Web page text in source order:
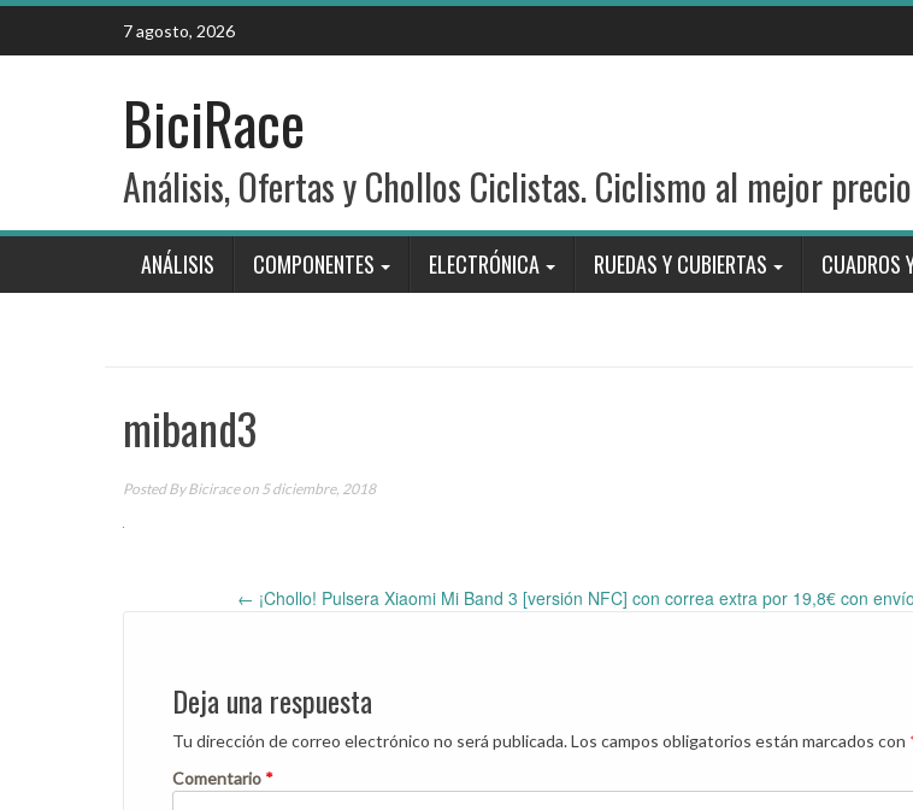
Skip
content
7 agosto, 2026
BiciRace
Análisis, Ofertas y Chollos Ciclistas. Ciclismo al mejor precio
ANÁLISIS COMPONENTES ELECTRÓNICA RUEDAS Y CUBIERTAS CUADROS
miband3
Posted ByBiciraceon 5 diciembre, 2018
Post
navigation
← ¡Chollo! Pulsera Xiaomi Mi Band 3 [versión NFC] con correa extra por 19,8€ con
Deja una respuesta
Tu dirección de correo electrónico no será publicada.Los campos obligatorios están marcados con
Comentario *